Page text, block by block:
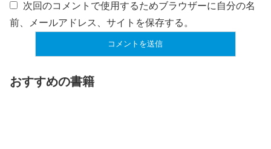
次回のコメントで使用するためブラウザーに自分の名
前、メールアドレス、サイトを保存する。
おすすめの書籍